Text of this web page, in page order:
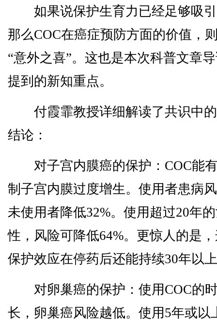
如果说保护生育力已经足够吸
那么COC在癌症预防方面的价值，
“意外之喜”。这也是本次科普文章
提到的新知重点。
付霞霏教授详细解读了共识中
结论：
对子宫内膜癌的保护：COC能
制子宫内膜过度增生。使用者患病
未使用者降低32%。使用超过20年
性，风险可降低64%。更惊人的是
保护效应在停药后还能持续30年以
对卵巢癌的保护：使用COC的
长，卵巢癌风险越低。使用5年或以